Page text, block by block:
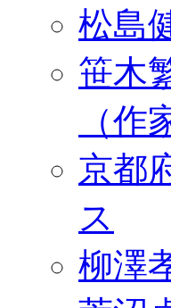
松島
笹木
（作
京都
ス
柳澤